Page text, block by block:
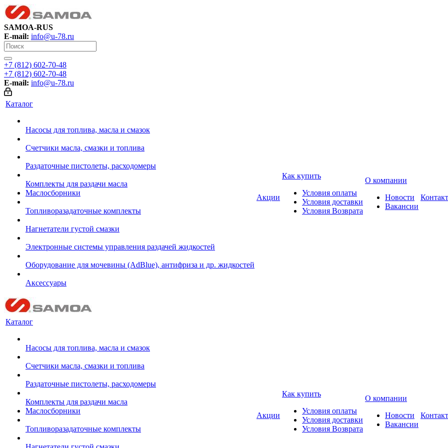
SAMOA-RUS
E-mail: info@u-78.ru
+7 (812) 602-70-48
+7 (812) 602-70-48
E-mail: info@u-78.ru
Каталог
Насосы для топлива, масла и смазок
Счетчики масла, смазки и топлива
Раздаточные пистолеты, расходомеры
Комплекты для раздачи масла
Маслосборники
Топливоразадаточные комплекты
Нагнетатели густой смазки
Электронные системы управления раздачей жидкостей
Оборудование для мочевины (AdBlue), антифриза и др. жидкостей
Аксессуары
Акции
Как купить
Условия оплаты
Условия доставки
Условия Возврата
О компании
Новости
Вакансии
Каталог
Насосы для топлива, масла и смазок
Счетчики масла, смазки и топлива
Раздаточные пистолеты, расходомеры
Комплекты для раздачи масла
Маслосборники
Топливоразадаточные комплекты
Акции
Как купить
Условия оплаты
Условия доставки
Условия Возврата
О компании
Новости
Вакансии